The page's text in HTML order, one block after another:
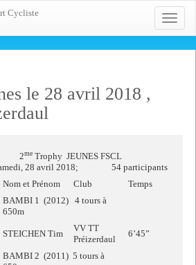
Toggle
Cycliste
le 28 avril 2018 ,
2me Trophy JEUNES FSCL
2018; 54 participants
Nom et Prénom Club
Temps
BAMBI 1 (2012) 4 tours à
650m
STEICHEN Tim
VV TT
Préizerdaul
6’45”
BAMBI 2 (2011) 5 tours à